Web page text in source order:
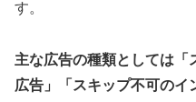
す。
主な広告の種類としては「
広告」「スキップ不可のイ